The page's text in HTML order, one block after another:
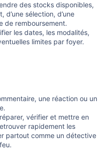
des stocks disponibles,
d’une sélection, d’une
de remboursement.
les dates, les modalités,
limites par foyer.
une réaction ou un
vérifier et mettre en
rapidement les
partout comme un détective